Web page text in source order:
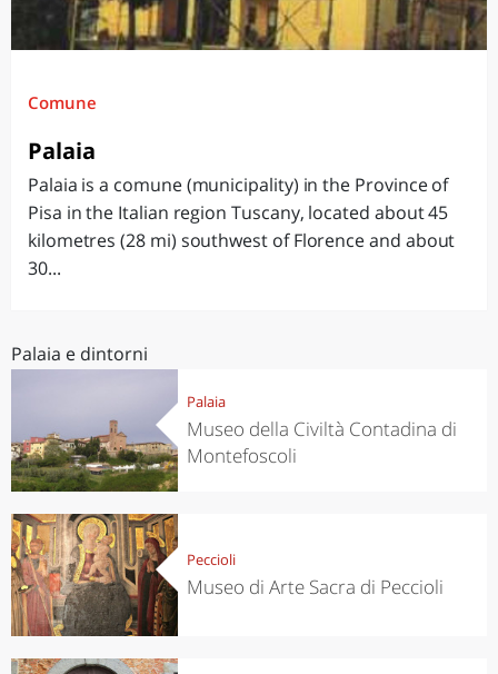
Comune
Palaia
Palaia is a comune (municipality) in the Province of
Pisa in the Italian region Tuscany, located about 45
kilometres (28 mi) southwest of Florence and about
30...
Palaia e dintorni
Palaia
Museo della Civiltà Contadina di
Montefoscoli
Peccioli
Museo di Arte Sacra di Peccioli